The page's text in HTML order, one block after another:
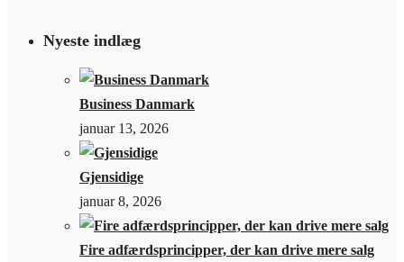
Nyeste indlæg
Business Danmark
januar 13, 2026
Gjensidige
januar 8, 2026
Fire adfærdsprincipper, der kan drive mere salg